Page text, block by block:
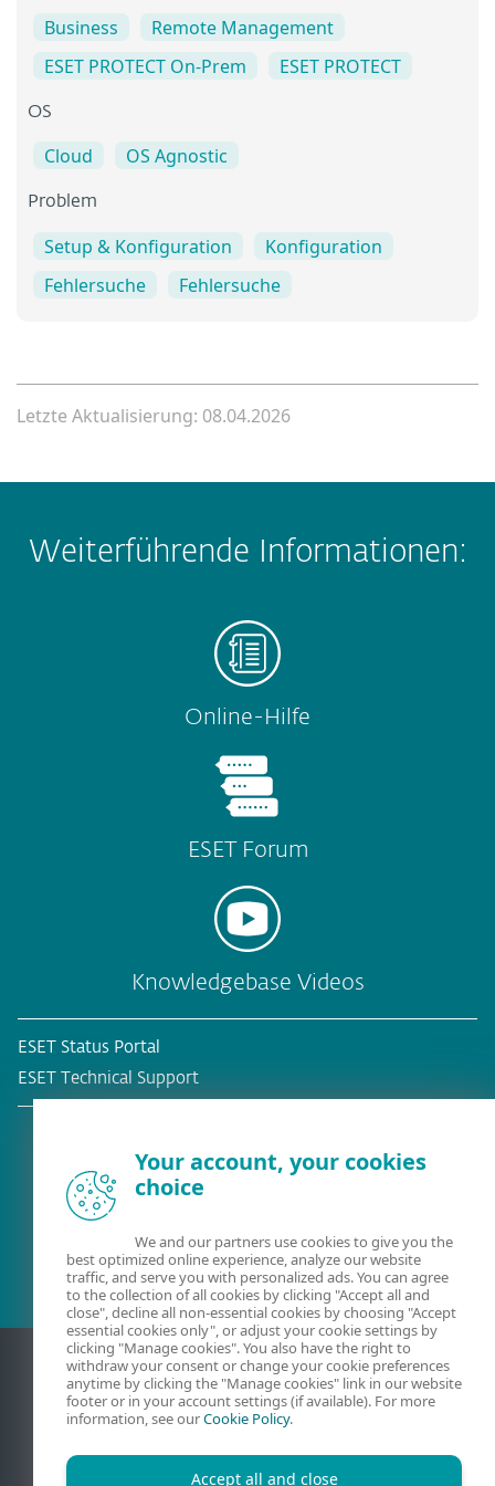
Business
Remote Management
ESET PROTECT On-Prem
ESET PROTECT
OS
Cloud OS Agnostic
Problem
Setup & Konfiguration
Konfiguration
Fehlersuche
Fehlersuche
Letzte Aktualisierung: 08.04.2026
Weiterführende Informationen:
Online-Hilfe
ESET Forum
Knowledgebase Videos
ESET Status Portal
ESET Technical Support
Your account, your cookies
choice
We and our partners use cookies to give you the
best optimized online experience, analyze our website
traffic, and serve you with personalized ads. You can agree
to the collection of all cookies by clicking "Accept all and
close", decline all non-essential cookies by choosing "Accept
essential cookies only", or adjust your cookie settings by
clicking "Manage cookies". You also have the right to
withdraw your consent or change your cookie preferences
anytime by clicking the "Manage cookies" link in our website
footer or in your account settings (if available). For more
information, see ourCookie Policy.
Accept all and close